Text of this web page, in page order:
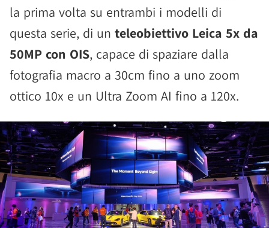
la prima volta su entrambi i modelli di
questa serie, di un teleobiettivo Leica 5x da
50MP con OIS, capace di spaziare dalla
fotografia macro a 30cm fino a uno zoom
ottico 10x e un Ultra Zoom AI fino a 120x.